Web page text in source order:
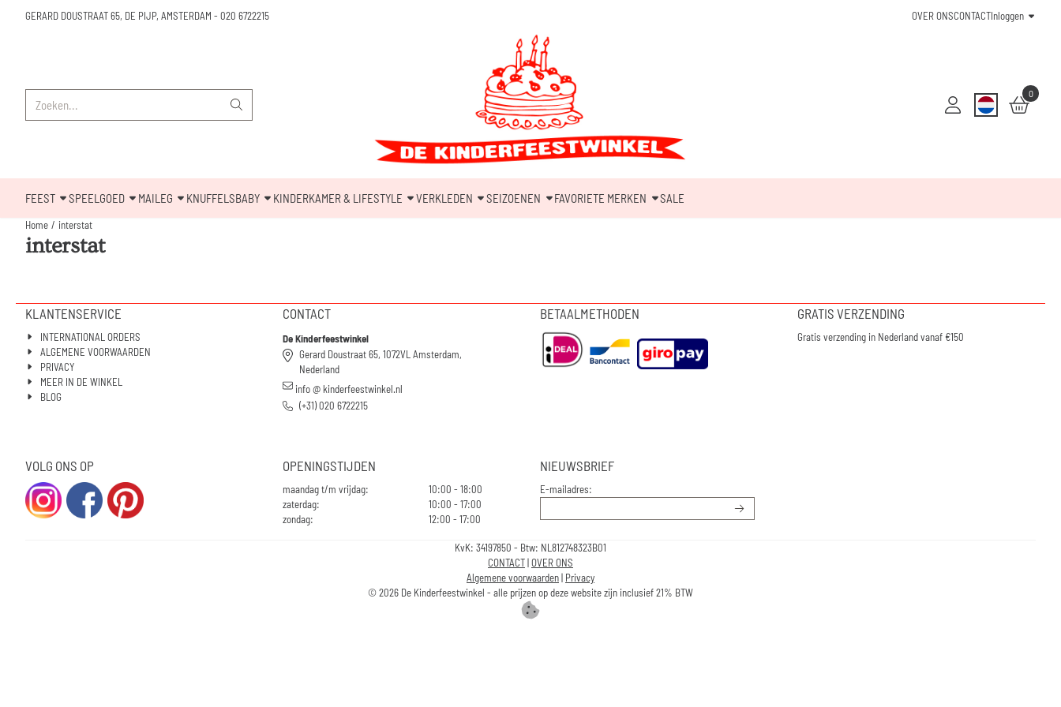
GERARD DOUSTRAAT 65, DE PIJP, AMSTERDAM - 020 6722215 OVER ONSCONTACTInloggen
0
FEEST SPEELGOED MAILEG KNUFFELSBABY KINDERKAMER & LIFESTYLE VERKLEDEN SEIZOENEN FAVORIETE MERKEN SALE
Home / interstat
interstat
KLANTENSERVICE
INTERNATIONAL ORDERS
ALGEMENE VOORWAARDEN
PRIVACY
MEER IN DE WINKEL
BLOG
CONTACT
De Kinderfeestwinkel
Gerard Doustraat 65, 1072VL Amsterdam,
Nederland
info @ kinderfeestwinkel.nl
(+31) 020 6722215
BETAALMETHODEN GRATIS VERZENDING
Gratis verzending in Nederland vanaf €150
VOLG ONS OP OPENINGSTIJDEN
maandag t/m vrijdag:
10:00 - 18:00
zaterdag:
10:00 - 17:00
zondag:
12:00 - 17:00
NIEUWSBRIEF
E-mailadres:
KvK: 34197850 - Btw: NL812748323B01
CONTACT|OVER ONS
Algemene voorwaarden| Privacy
©2026 De Kinderfeestwinkel - alle prijzen op deze website zijn inclusief 21% BTW